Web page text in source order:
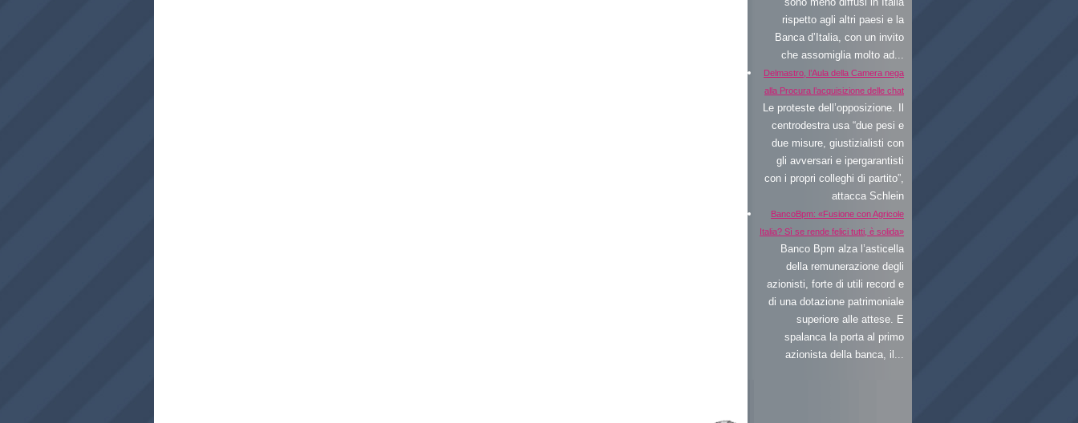
rispetto agli altri paesi e la
Banca d’Italia, con un invito
che assomiglia molto ad...
Delmastro, l’Aula della Camera nega
alla Procura l’acquisizione delle chat
Le proteste dell’opposizione. Il
centrodestra usa “due pesi e
due misure, giustizialisti con
gli avversari e ipergarantisti
con i propri colleghi di partito”,
attacca Schlein
BancoBpm: «Fusione con Agricole
Italia? Sì se rende felici tutti, è solida»
Banco Bpm alza l’asticella
della remunerazione degli
azionisti, forte di utili record e
di una dotazione patrimoniale
superiore alle attese. E
spalanca la porta al primo
azionista della banca, il...